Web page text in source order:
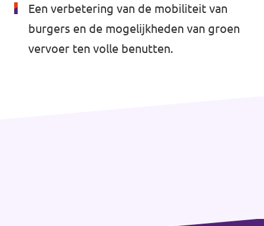
Doe mee!
Een verbetering van de mobiliteit van
burgers en de mogelijkheden van groen
vervoer ten volle benutten.